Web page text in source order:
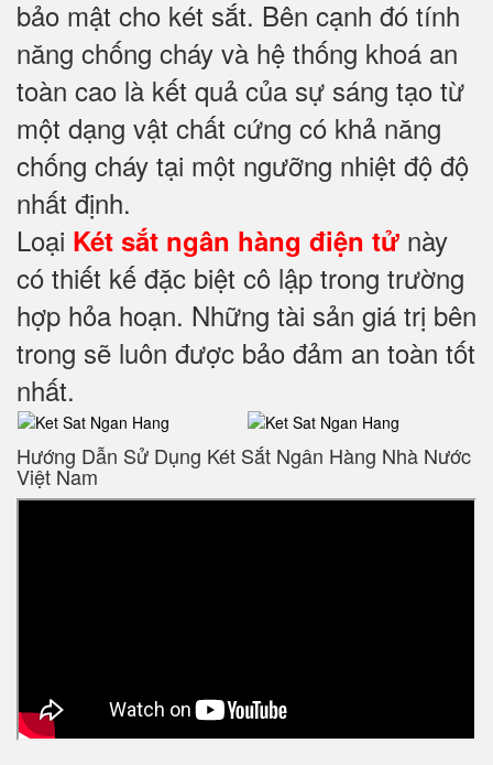
bảo mật cho két sắt. Bên cạnh đó tính
năng chống cháy và hệ thống khoá an
toàn cao là kết quả của sự sáng tạo từ
một dạng vật chất cứng có khả năng
chống cháy tại một ngưỡng nhiệt độ độ
nhất định.
Loại Két sắt ngân hàng điện tử này
có thiết kế đặc biệt cô lập trong trường
hợp hỏa hoạn. Những tài sản giá trị bên
trong sẽ luôn được bảo đảm an toàn tốt
nhất.
Hướng Dẫn Sử Dụng Két Sắt Ngân Hàng Nhà Nước
Việt Nam